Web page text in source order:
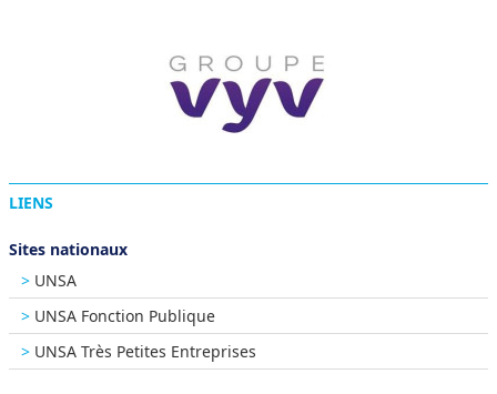
LIENS
Sites nationaux
UNSA
UNSA Fonction Publique
UNSA Très Petites Entreprises